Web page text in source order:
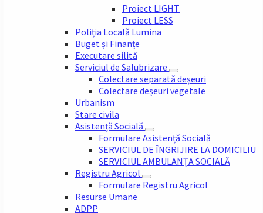
Proiect LIGHT
Proiect LESS
Poliția Locală Lumina
Buget și Finanțe
Executare silită
Serviciul de Salubrizare
Colectare separată deșeuri
Colectare deșeuri vegetale
Urbanism
Stare civila
Asistență Socială
Formulare Asistență Socială
SERVICIUL DE ÎNGRIJIRE LA DOMICILIU
SERVICIUL AMBULANȚA SOCIALĂ
Registru Agricol
Formulare Registru Agricol
Resurse Umane
ADPP